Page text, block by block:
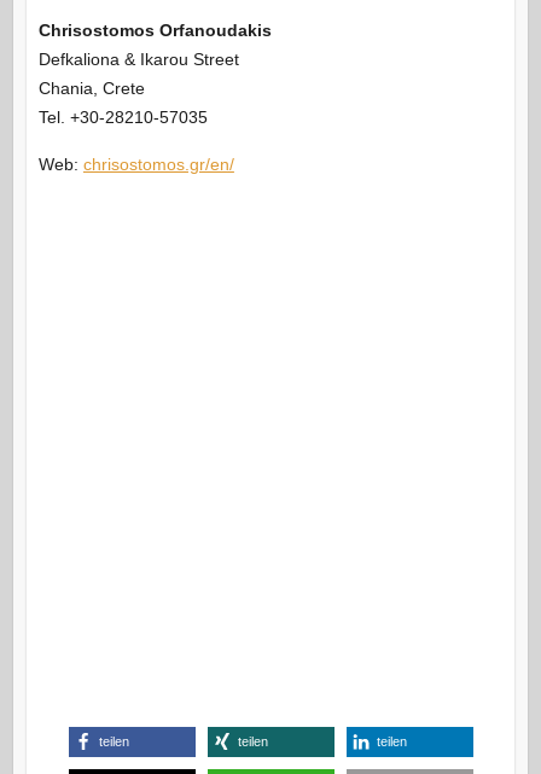
Chrisostomos Orfanoudakis
Defkaliona & Ikarou Street
Chania, Crete
Tel. +30-28210-57035
Web: chrisostomos.gr/en/
teilen teilen teilen